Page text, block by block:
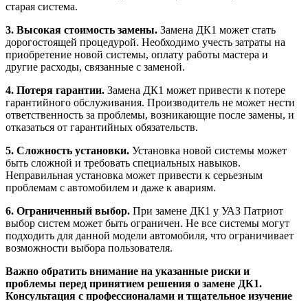
старая система.
3. Высокая стоимость замены. Замена ДК1 может стать
дорогостоящей процедурой. Необходимо учесть затраты на
приобретение новой системы, оплату работы мастера и
другие расходы, связанные с заменой.
4. Потеря гарантии. Замена ДК1 может привести к потере
гарантийного обслуживания. Производитель не может нести
ответственность за проблемы, возникающие после замены, и
отказаться от гарантийных обязательств.
5. Сложность установки. Установка новой системы может
быть сложной и требовать специальных навыков.
Неправильная установка может привести к серьезным
проблемам с автомобилем и даже к авариям.
6. Ограниченный выбор. При замене ДК1 у УАЗ Патриот
выбор систем может быть ограничен. Не все системы могут
подходить для данной модели автомобиля, что ограничивает
возможности выбора пользователя.
Важно обратить внимание на указанные риски и
проблемы перед принятием решения о замене ДК1.
Консультация с профессионалами и тщательное изучение